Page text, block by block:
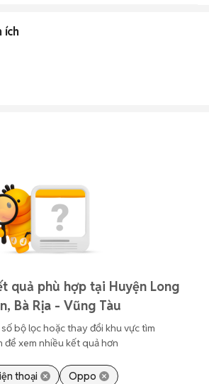
ích
quả phù hợp tại Huyện Long
Bà Rịa - Vũng Tàu
bộ lọc hoặc thay đổi khu vực tìm
để xem nhiều kết quả hơn
thoại Oppo